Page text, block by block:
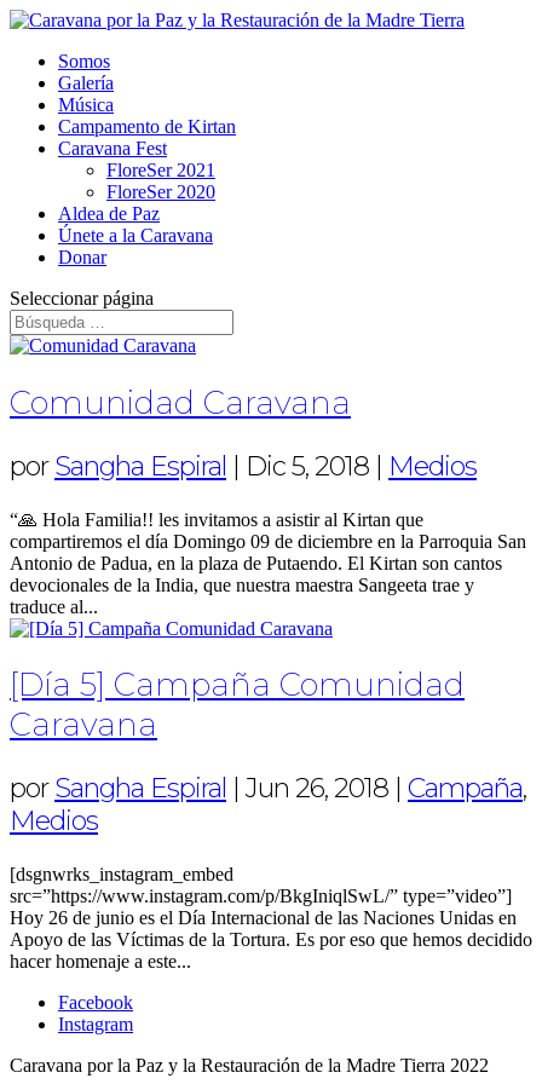
Somos
Galería
Música
Campamento de Kirtan
Caravana Fest
FloreSer 2021
FloreSer 2020
Aldea de Paz
Únete a la Caravana
Donar
Seleccionar página
Comunidad Caravana
porSangha Espiral | Dic 5, 2018 | Medios
“🙏 Hola Familia!! les invitamos a asistir al Kirtan que
compartiremos el día Domingo 09 de diciembre en la Parroquia San
Antonio de Padua, en la plaza de Putaendo. El Kirtan son cantos
devocionales de la India, que nuestra maestra Sangeeta trae y
traduce al...
[Día 5] Campaña Comunidad
Caravana
porSangha Espiral |Jun 26, 2018 Campaña,
Medios
[dsgnwrks_instagram_embed
src=”https://www.instagram.com/p/BkgIniqlSwL/” type=”video”]
Hoy 26 de junio es el Día Internacional de las Naciones Unidas en
Apoyo de las Víctimas de la Tortura. Es por eso que hemos decidido
hacer homenaje a este...
Facebook
Instagram
Caravana por la Paz y la Restauración de la Madre Tierra 2022